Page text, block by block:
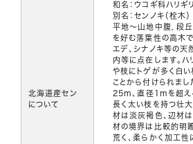
北海道産セン
について
和名：ウコギ科ハリギリ
別名：センノキ（栓木）
平地～山地中腹，段
を好む落葉性の高木で
エデ、シナノキ等の天
内等に点在します。ハ
や枝にトゲが多く白
ことから付けられまし
25m、直径1mを超え
長く太い枝を持つ壮
材は淡灰褐色、辺材
材の境界は比較的明
荒く、柔らかく加工性